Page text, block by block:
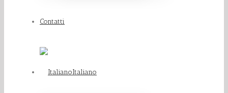
Contatti
Italiano